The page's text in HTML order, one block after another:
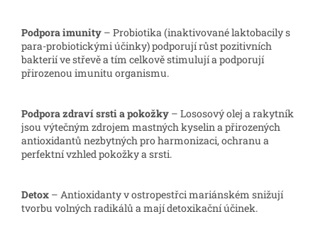
Podpora imunity – Probiotika (inaktivované laktobacily s
para-probiotickými účinky) podporují růst pozitivních
bakterií ve střevě a tím celkově stimulují a podporují
přirozenou imunitu organismu.
Podpora zdraví srsti a pokožky – Lososový olej a rakytník
jsou výtečným zdrojem mastných kyselin a přirozených
antioxidantů nezbytných pro harmonizaci, ochranu a
perfektní vzhled pokožky a srsti.
Detox – Antioxidanty v ostropestřci mariánském snižují
tvorbu volných radikálů a mají detoxikační účinek.